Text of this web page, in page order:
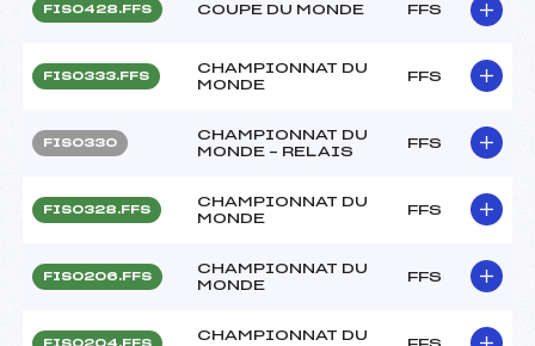
FIS0428.FFS COUPE DU MONDE FFS
FIS0333.FFS
CHAMPIONNAT DU
MONDE
FFS
FIS0330
CHAMPIONNAT DU
MONDE – RELAIS
FFS
FIS0328.FFS
CHAMPIONNAT DU
MONDE
FFS
FIS0206.FFS
CHAMPIONNAT DU
MONDE
FFS
FIS0204.FFS
CHAMPIONNAT DU
FFS